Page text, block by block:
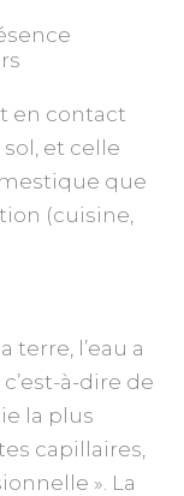
en contact
et celle
que
(cuisine,
l’eau a
à-dire de
la plus
capillaires,
». La